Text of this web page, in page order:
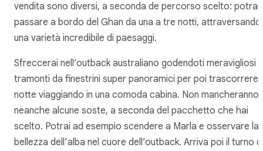
vendita sono diversi, a seconda de percorso scelto: potrai
passare a bordo del Ghan da una a tre notti, attraversando
una varietà incredibile di paesaggi.
Sfreccerai nell’outback australiano godendoti meravigliosi
tramonti da finestrini super panoramici per poi trascorrere
notte viaggiando in una comoda cabina. Non mancheranno
neanche alcune soste, a seconda del pacchetto che hai
scelto. Potrai ad esempio scendere a Marla e osservare la
bellezza dell’alba nel cuore dell’outback. Arriva poi il turno di